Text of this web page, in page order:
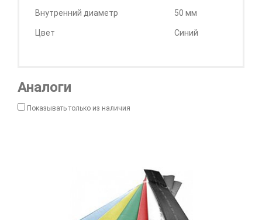
Внутренний диаметр 50 мм
Цвет Синий
Аналоги
Показывать только из наличия